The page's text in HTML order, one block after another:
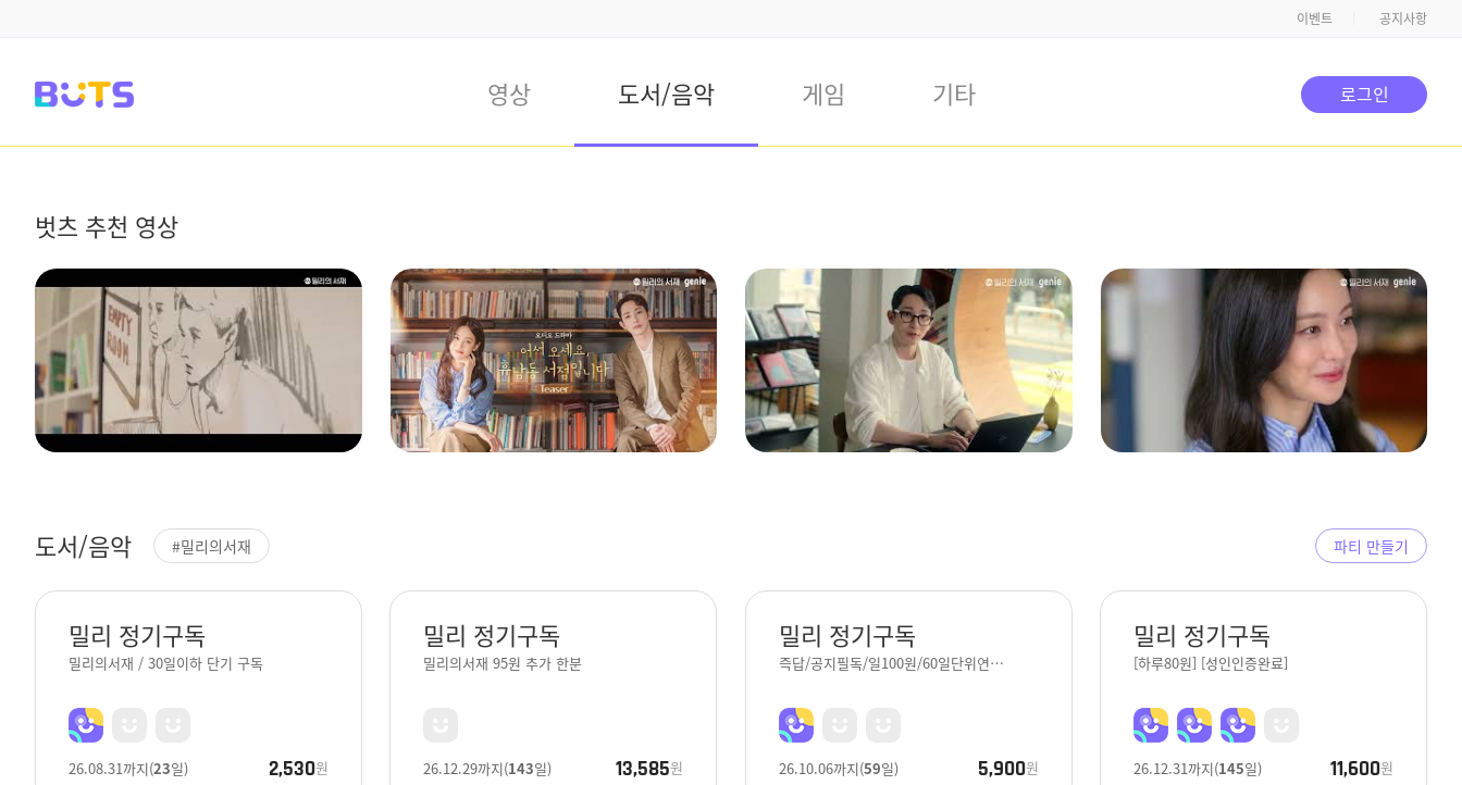
이벤트 공지사항
로그인
영상 도서/음악 게임 기타
벗츠 추천 영상
도서/음악 #밀리의서재 파티 만들기
밀리 정기구독
밀리의서재 / 30일이하 단기 구독
26.08.31까지(23일) 2,530원
밀리 정기구독
밀리의서재 95원 추가 한분
26.12.29까지(143일) 13,585원
밀리 정기구독
즉답/공지필독/일100원/60일단위연…
26.10.06까지(59일) 5,900원
밀리 정기구독
[하루80원] [성인인증완료]
26.12.31까지(145일) 11,600원